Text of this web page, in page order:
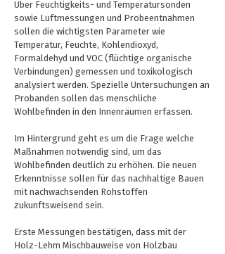
Über Feuchtigkeits- und Temperatursonden
sowie Luftmessungen und Probeentnahmen
sollen die wichtigsten Parameter wie
Temperatur, Feuchte, Kohlendioxyd,
Formaldehyd und VOC (flüchtige organische
Verbindungen) gemessen und toxikologisch
analysiert werden. Spezielle Untersuchungen an
Probanden sollen das menschliche
Wohlbefinden in den Innenräumen erfassen.
Im Hintergrund geht es um die Frage welche
Maßnahmen notwendig sind, um das
Wohlbefinden deutlich zu erhöhen. Die neuen
Erkenntnisse sollen für das nachhaltige Bauen
mit nachwachsenden Rohstoffen
zukunftsweisend sein.
Erste Messungen bestätigen, dass mit der
Holz-Lehm Mischbauweise von Holzbau